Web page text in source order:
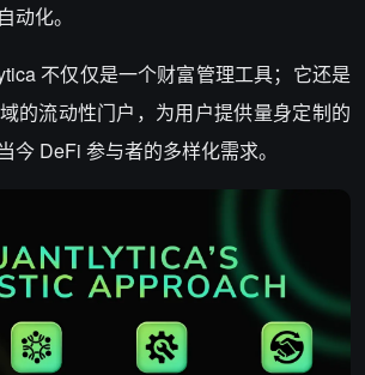
动化。
不仅仅是一个财富管理工具；它还是
的流动性门户，为用户提供量身定制的
今 DeFi 参与者的多样化需求。